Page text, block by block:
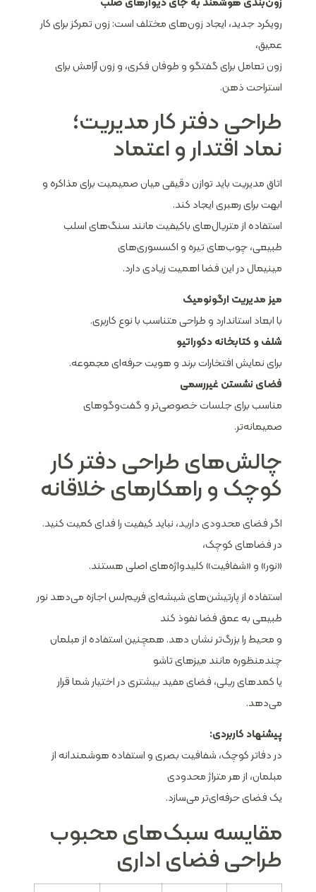
رویکرد جدید، ایجاد زون‌های مختلف است: زون تمرکز برای کار
عمیق،
زون تعامل برای گفتگو و طوفان فکری، و زون آرامش برای
استراحت ذهن.
طراحی دفتر کار مدیریت؛
نماد اقتدار و اعتماد
اتاق مدیریت باید توازن دقیقی میان صمیمیت برای مذاکره و
ابهت برای رهبری ایجاد کند.
استفاده از متریال‌های باکیفیت مانند سنگ‌های اسلب
طبیعی، چوب‌های تیره و اکسسوری‌های
مینیمال در این فضا اهمیت زیادی دارد.
میز مدیریت ارگونومیک
با ابعاد استاندارد و طراحی متناسب با نوع کاربری.
شلف و کتابخانه دکوراتیو
برای نمایش افتخارات برند و هویت حرفه‌ای مجموعه.
فضای نشستن غیررسمی
مناسب برای جلسات خصوصی‌تر و گفت‌وگوهای
صمیمانه‌تر.
چالش‌های طراحی دفتر کار
کوچک و راهکارهای خلاقانه
اگر فضای محدودی دارید، نباید کیفیت را فدای کمیت کنید.
در فضاهای کوچک،
«نور» و «شفافیت» کلیدواژه‌های اصلی هستند.
استفاده از پارتیشن‌های شیشه‌ای فریم‌لس اجازه می‌دهد نور
طبیعی به عمق فضا نفوذ کند
و محیط را بزرگ‌تر نشان دهد. همچنین استفاده از مبلمان
چندمنظوره مانند میزهای تاشو
یا کمدهای ریلی، فضای مفید بیشتری در اختیار شما قرار
می‌دهد.
پیشنهاد کاربردی:
در دفاتر کوچک، شفافیت بصری و استفاده هوشمندانه از
مبلمان، از هر متراژ محدودی
یک فضای حرفه‌ای‌تر می‌سازد.
مقایسه سبک‌های محبوب
طراحی فضای اداری